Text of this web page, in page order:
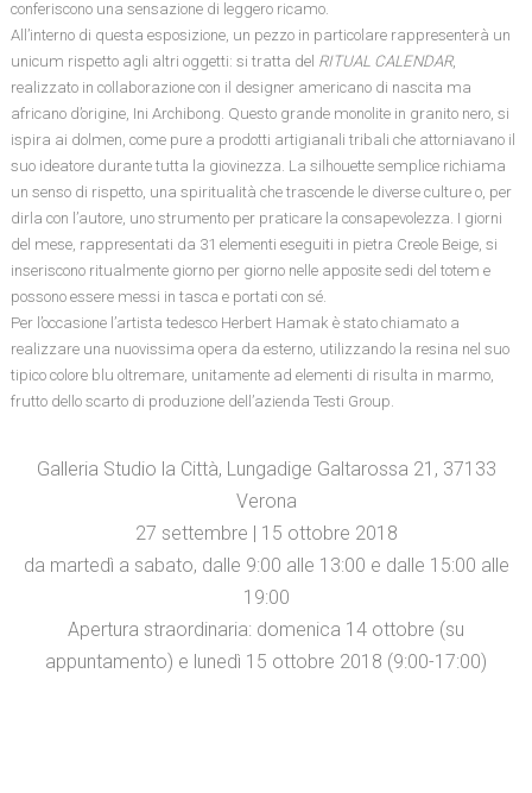
conferiscono una sensazione di leggero ricamo.
All’interno di questa esposizione, un pezzo in particolare rappresenterà un
unicum rispetto agli altri oggetti: si tratta del RITUAL CALENDAR,
realizzato in collaborazione con il designer americano di nascita ma
africano d’origine, Ini Archibong. Questo grande monolite in granito nero, si
ispira ai dolmen, come pure a prodotti artigianali tribali che attorniavano il
suo ideatore durante tutta la giovinezza. La silhouette semplice richiama
un senso di rispetto, una spiritualità che trascende le diverse culture o, per
dirla con l’autore, uno strumento per praticare la consapevolezza. I giorni
del mese, rappresentati da 31 elementi eseguiti in pietra Creole Beige, si
inseriscono ritualmente giorno per giorno nelle apposite sedi del totem e
possono essere messi in tasca e portati con sé.
Per l’occasione l’artista tedesco Herbert Hamak è stato chiamato a
realizzare una nuovissima opera da esterno, utilizzando la resina nel suo
tipico colore blu oltremare, unitamente ad elementi di risulta in marmo,
frutto dello scarto di produzione dell’azienda Testi Group.
Galleria Studio la Città, Lungadige Galtarossa 21, 37133
Verona
27 settembre | 15 ottobre 2018
da martedì a sabato, dalle 9:00 alle 13:00 e dalle 15:00 alle
19:00
Apertura straordinaria: domenica 14 ottobre (su
appuntamento) e lunedì 15 ottobre 2018 (9:00-17:00)